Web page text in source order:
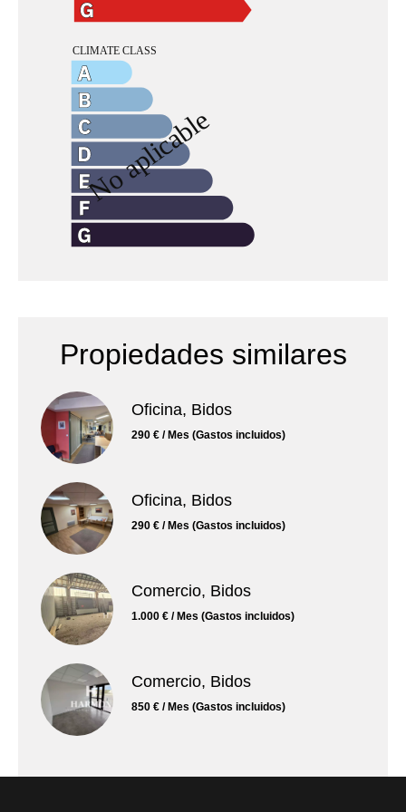
Propiedades similares
Oficina, Bidos
290 € / Mes (Gastos incluidos)
Oficina, Bidos
290 € / Mes (Gastos incluidos)
Comercio, Bidos
1.000 € / Mes (Gastos incluidos)
Comercio, Bidos
850 € / Mes (Gastos incluidos)